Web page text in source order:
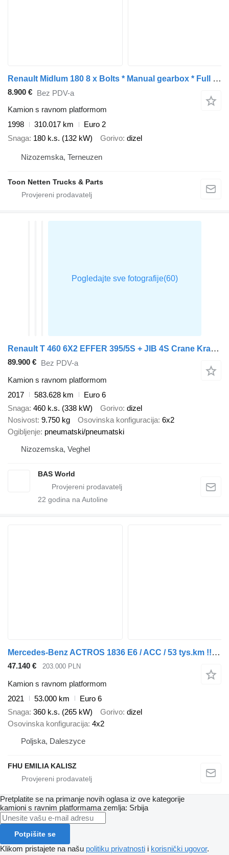
Renault Midlum 180 8 x Bolts * Manual gearbox * Full Spring *
8.900 € Bez PDV-a
Kamion s ravnom platformom
1998
310.017 km
Euro 2
Snaga 180 k.s. (132 kW) Gorivo dizel
Nizozemska, Terneuzen
Toon Netten Trucks & Parts
Renault T 460 6X2 EFFER 395/5S + JIB 4S Crane Kran Full Air Suspension R
89.900 € Bez PDV-a
Kamion s ravnom platformom
2017
583.628 km
Euro 6
Snaga 460 k.s. (338 kW) Gorivo dizel
Nosivost 9.750 kg Osovinska konfiguracija 6x2
Ogibljenje pneumatski/pneumatski
Nizozemska, Veghel
BAS World
22 godina na Autoline
Mercedes-Benz ACTROS 1836 E6 / ACC / 53 tys.km !!! / JAK NOWY / PRZYSTAWKA ODB
47.140 € 203.000 PLN
Kamion s ravnom platformom
2021
53.000 km
Euro 6
Snaga 360 k.s. (265 kW) Gorivo dizel
Osovinska konfiguracija 4x2
Poljska, Daleszyce
FHU EMILIA KALISZ
Pretplatite se na primanje novih oglasa iz ove kategorije
kamioni s ravnim platformama zemlja: Srbija
Potpišite se
Klikom pristajete na našu politiku privatnosti i korisnički ugovor.